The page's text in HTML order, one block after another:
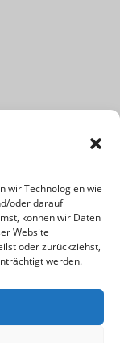
wir Technologien wie
oder darauf
können wir Daten
Website
oder zurückziehst,
werden.